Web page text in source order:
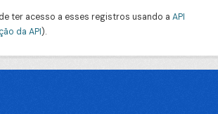
ter acesso a esses registros usando a API
da API).